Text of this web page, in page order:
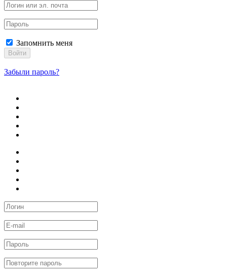
Запомнить меня
Войти
Забыли пароль?